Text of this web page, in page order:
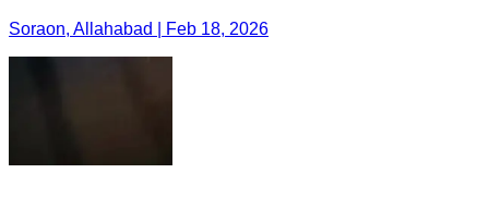
Soraon, Allahabad | Feb 18, 2026